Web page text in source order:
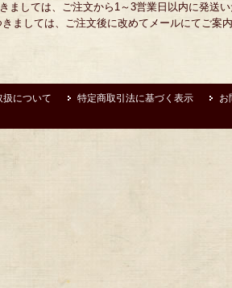
ましては、ご注文から1～3営業日以内に発送
ましては、ご注文後に改めてメールにてご案
扱について 特定商取引法に基づく表示 お